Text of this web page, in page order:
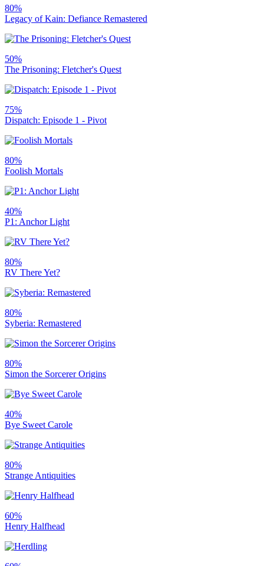
80%
Legacy of Kain: Defiance Remastered
50%
The Prisoning: Fletcher's Quest
75%
Dispatch: Episode 1 - Pivot
80%
Foolish Mortals
40%
P1: Anchor Light
80%
RV There Yet?
80%
Syberia: Remastered
80%
Simon the Sorcerer Origins
40%
Bye Sweet Carole
80%
Strange Antiquities
60%
Henry Halfhead